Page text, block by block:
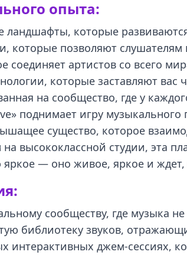
опыта:
ландшафты, которые
которые позволяют слушателям
соединяет артистов со всего
которые заставляют вас
на сообщество, где у
поднимает игру
существо, которое
высококлассной студии, эта
— оно живое, яркое и ждет,
сообществу, где музыка
библиотеку звуков,
интерактивных джем-сессиях,